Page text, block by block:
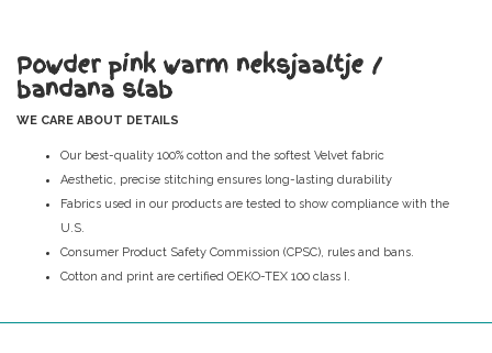
Powder pink warm neksjaaltje /
bandana slab
WE CARE ABOUT DETAILS
Our best-quality 100% cotton and the softest Velvet fabric
Aesthetic, precise stitching ensures long-lasting durability
Fabrics used in our products are tested to show compliance with the
U.S.
Consumer Product Safety Commission (CPSC), rules and bans.
Cotton and print are certified OEKO-TEX 100 class I.